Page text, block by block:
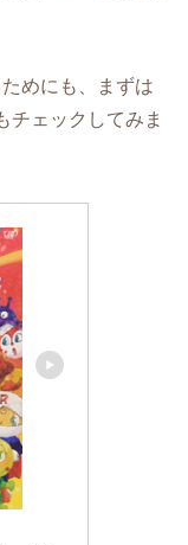
めにも、まずは
チェックしてみま